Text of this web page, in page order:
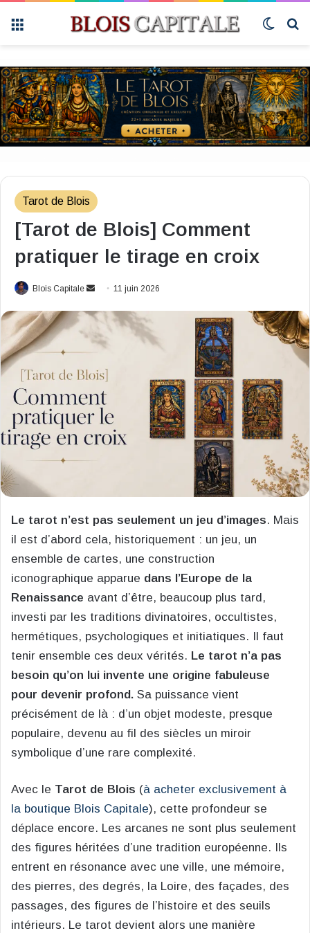
Tarot de Blois
[Tarot de Blois] Comment
pratiquer le tirage en croix
Blois Capitale
Envoyer
courriel
11 juin 2026
Le tarot n’est pas seulement un jeu d’images. Mais
il est d’abord cela, historiquement : un jeu, un
ensemble de cartes, une construction
iconographique apparue dans l’Europe de la
Renaissance avant d’être, beaucoup plus tard,
investi par les traditions divinatoires, occultistes,
hermétiques, psychologiques et initiatiques. Il faut
tenir ensemble ces deux vérités. Le tarot n’a pas
besoin qu’on lui invente une origine fabuleuse
pour devenir profond. Sa puissance vient
précisément de là : d’un objet modeste, presque
populaire, devenu au fil des siècles un miroir
symbolique d’une rare complexité.
Avec le Tarot de Blois (à acheter exclusivement à
la boutique Blois Capitale), cette profondeur se
déplace encore. Les arcanes ne sont plus seulement
des figures héritées d’une tradition européenne. Ils
entrent en résonance avec une ville, une mémoire,
des pierres, des degrés, la Loire, des façades, des
passages, des figures de l’histoire et des seuils
intérieurs. Le tarot devient alors une manière